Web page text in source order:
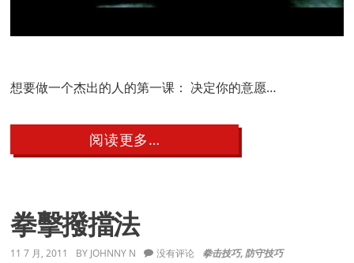
想要做一个杰出的人的第一课： 决定你的意愿…
阅读更多…
如
的
拳擊撥擋法
11 7 月, 2011 BY JOHNNY N 拳击技巧, 防守技巧
没有评论